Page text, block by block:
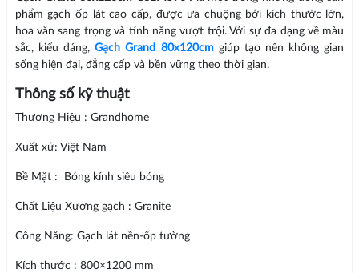
phẩm gạch ốp lát cao cấp, được ưa chuộng bởi kích thước lớn,
hoa văn sang trọng và tính năng vượt trội. Với sự đa dạng về màu
sắc, kiểu dáng,Gạch Grand 80x120cmgiúp tạo nên không gian
sống hiện đại, đẳng cấp và bền vững theo thời gian.
Thông số kỹ thuật
Thương Hiệu : Grandhome
Xuất xứ: Việt Nam
Bề Mặt : Bóng kính siêu bóng
Chất Liệu Xương gạch : Granite
Công Năng: Gạch lát nền-ốp tường
Kích thước : 800×1200 mm